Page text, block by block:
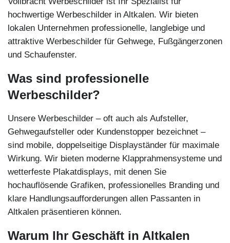
hochwertige Werbeschilder in Altkalen. Wir bieten
lokalen Unternehmen professionelle, langlebige und
attraktive Werbeschilder für Gehwege, Fußgängerzonen
und Schaufenster.
Was sind professionelle
Werbeschilder?
Unsere Werbeschilder – oft auch als Aufsteller,
Gehwegaufsteller oder Kundenstopper bezeichnet –
sind mobile, doppelseitige Displayständer für maximale
Wirkung. Wir bieten moderne Klapprahmensysteme und
wetterfeste Plakatdisplays, mit denen Sie
hochauflösende Grafiken, professionelles Branding und
klare Handlungsaufforderungen allen Passanten in
Altkalen präsentieren können.
Warum Ihr Geschäft in Altkalen